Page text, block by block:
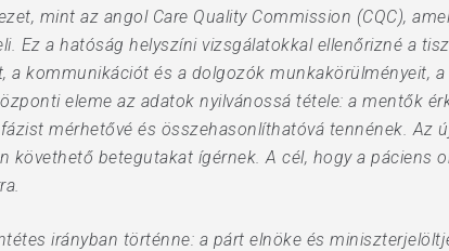
mint az angol Care Quality Commission (CQC),
Ez a hatóság helyszíni vizsgálatokkal ellenőrizné a
a kommunikációt és a dolgozók munkakörülményeit,
eleme az adatok nyilvánossá tétele: a mentők
mérhetővé és összehasonlíthatóvá tennének. Az
követhető betegutakat ígérnek. A cél, hogy a páciens
irányban történne: a párt elnöke és